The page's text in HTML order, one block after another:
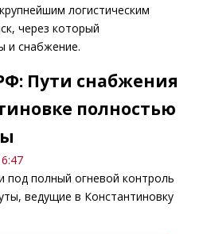
логистическим
через который
и снабжение.
Пути снабжения
полностью
под полный огневой контроль
ведущие в Константиновку